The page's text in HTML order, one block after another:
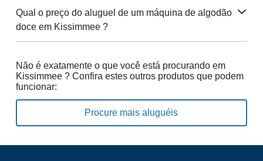
Qual o preço do aluguel de um máquina de algodão
doce em Kissimmee ?
Não é exatamente o que você está procurando em
Kissimmee ? Confira estes outros produtos que podem
funcionar:
Procure mais aluguéis